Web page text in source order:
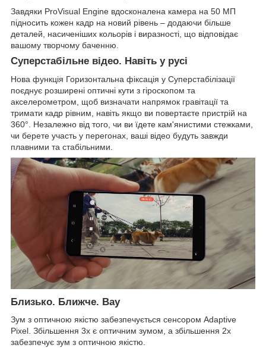
Завдяки ProVisual Engine вдосконалена камера на 50 МП
підносить кожен кадр на новий рівень – додаючи більше
деталей, насиченіших кольорів і виразності, що відповідає
вашому творчому баченню.
Суперстабільне відео. Навіть у русі
Нова функція Горизонтальна фіксація у Суперстабілізації
поєднує розширені оптичні кути з гіроскопом та
акселерометром, щоб визначати напрямок гравітації та
тримати кадр рівним, навіть якщо ви повертаєте пристрій на
360°. Незалежно від того, чи ви їдете кам'янистими стежками,
чи берете участь у перегонах, ваші відео будуть завжди
плавними та стабільними.
Близько. Ближче. Вау
Зум з оптичною якістю забезпечується сенсором Adaptive
Pixel. Збільшення 3x є оптичним зумом, а збільшення 2x
забезпечує зум з оптичною якістю.